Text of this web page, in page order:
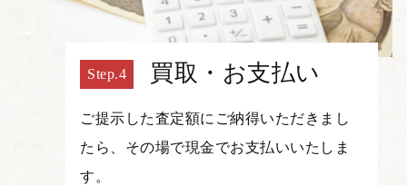
買取・お支払い
ご提示した査定額にご納得いただきまし
たら、その場で現金でお支払いいたしま
す。